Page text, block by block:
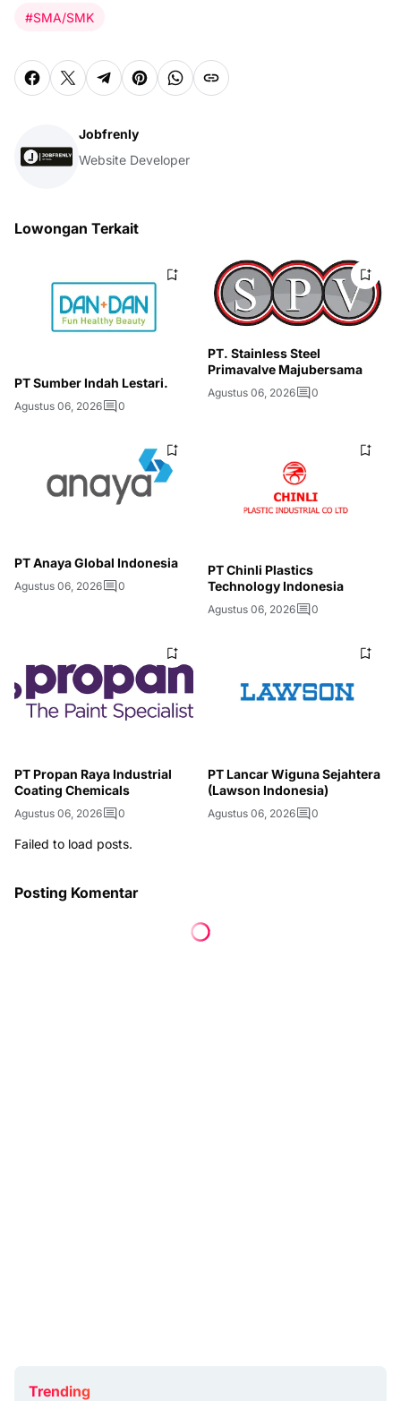
#SMA/SMK
Jobfrenly
Website Developer
Lowongan Terkait
PT Sumber Indah Lestari.
Agustus 06, 2026 0
PT. Stainless Steel
Primavalve Majubersama
Agustus 06, 2026 0
PT Anaya Global Indonesia
Agustus 06, 2026 0
PT Chinli Plastics
Technology Indonesia
Agustus 06, 2026 0
PT Propan Raya Industrial
Coating Chemicals
Agustus 06, 2026 0
PT Lancar Wiguna Sejahtera
(Lawson Indonesia)
Agustus 06, 2026 0
Failed to load posts.
Posting Komentar
Trending